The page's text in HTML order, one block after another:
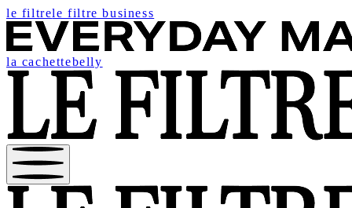
le filtrele filtre business
la cachettebelly